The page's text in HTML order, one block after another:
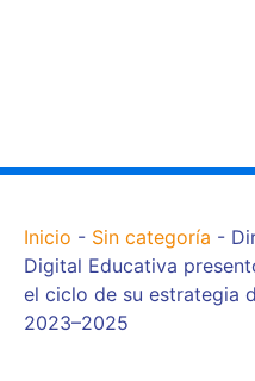
Inicio - Sin categoría -
Digital Educativa
el ciclo de su estrategia
2023–2025